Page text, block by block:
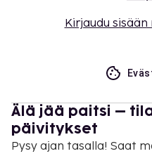
Kirjaudu
Älä jää paitsi –
päivitykset
Pysy ajan tasalla! Saat